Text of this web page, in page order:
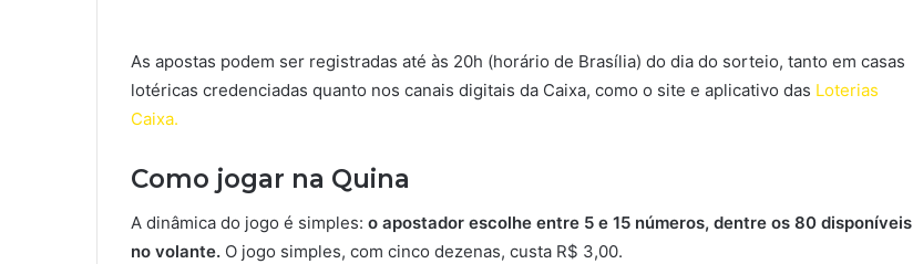
As apostas podem ser registradas até às 20h (horário de Brasília) do dia do sorteio, tanto em casas
lotéricas credenciadas quanto nos canais digitais da Caixa, como o site e aplicativo das Loterias
Caixa.
Como jogar na Quina
A dinâmica do jogo é simples: o apostador escolhe entre 5 e 15 números, dentre os 80 disponíveis
no volante. O jogo simples, com cinco dezenas, custa R$ 3,00.